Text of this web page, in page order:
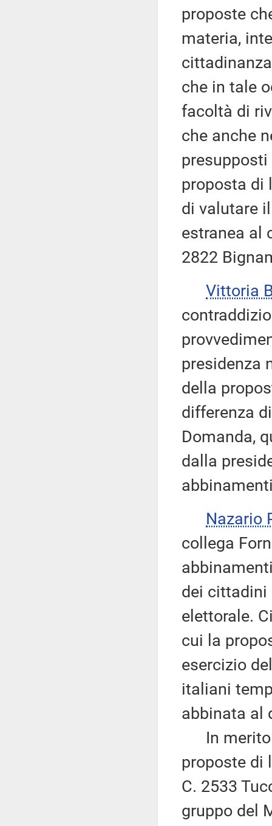
proposte
materia,
che in tale
facoltà di
che anche
proposta di
di valutare
estranea al
2822
Vittoria
presidenza
della
differenza
Domanda,
dalla
Nazario
collega
dei cittadini
elettorale.
cui la
esercizio
italiani
abbinata al
In merito
proposte di
C. 2533
gruppo del